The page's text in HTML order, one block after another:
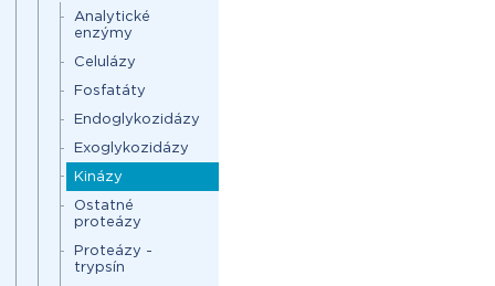
Analytické
enzýmy
Celulázy
Fosfatáty
Endoglykozidázy
Exoglykozidázy
Kinázy
Ostatné
proteázy
Proteázy -
trypsín